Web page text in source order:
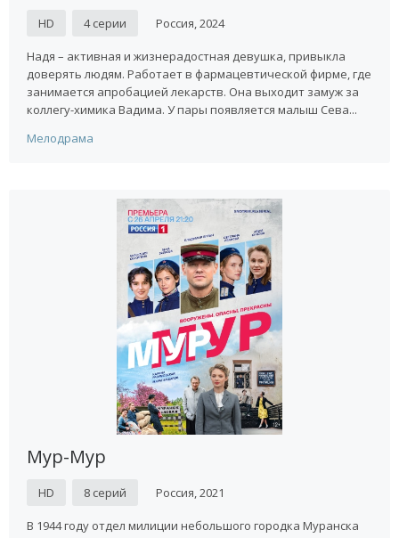
HD 4 серии Россия, 2024
Надя – активная и жизнерадостная девушка, привыкла
доверять людям. Работает в фармацевтической фирме, где
занимается апробацией лекарств. Она выходит замуж за
коллегу-химика Вадима. У пары появляется малыш Сева...
Мелодрама
Мур-Мур
HD 8 серий Россия, 2021
В 1944 году отдел милиции небольшого городка Муранска